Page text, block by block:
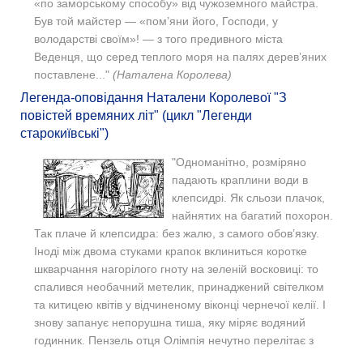
«по заморському способу» від чужоземного майстра.
Був той майстер — «пом’яни його, Господи, у
володарстві своїм»! — з того предивного міста
Веденця, що серед теплого моря на палях дерев’яних
поставлене..." (Наталена Королева)
Легенда-оповідання Наталени Королевої "З
повістей времяних літ" (цикл "Легенди
старокиївські")
"Одноманітно, розміряно
падають краплини води в
клепсидрі. Як сльози плачок,
найнятих на багатий похорон.
Так плаче й клепсидра: без жалю, з самого обов’язку.
Іноді між двома стуками крапок вклиниться коротке
шкварчання нагорілого гноту на зеленій восковиці: то
спалився необачний метелик, принаджений світелком
та китицею квітів у відчиненому віконці чернечої келії. І
знову запанує непорушна тиша, яку міряє водяний
годинник. Пензель отця Олімпія нечутно перелітає з